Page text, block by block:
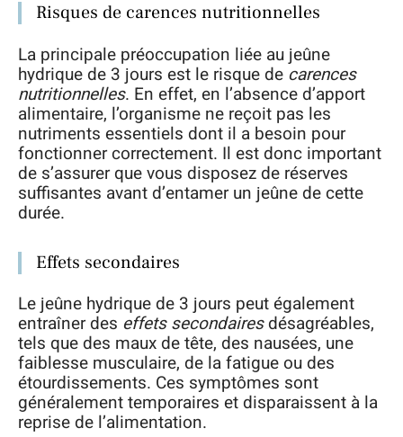
Risques de carences nutritionnelles
La principale préoccupation liée au jeûne
hydrique de 3 jours est le risque de carences
nutritionnelles. En effet, en l’absence d’apport
alimentaire, l’organisme ne reçoit pas les
nutriments essentiels dont il a besoin pour
fonctionner correctement. Il est donc important
de s’assurer que vous disposez de réserves
suffisantes avant d’entamer un jeûne de cette
durée.
Effets secondaires
Le jeûne hydrique de 3 jours peut également
entraîner des effets secondairesdésagréables,
tels que des maux de tête, des nausées, une
faiblesse musculaire, de la fatigue ou des
étourdissements. Ces symptômes sont
généralement temporaires et disparaissent à la
reprise de l’alimentation.